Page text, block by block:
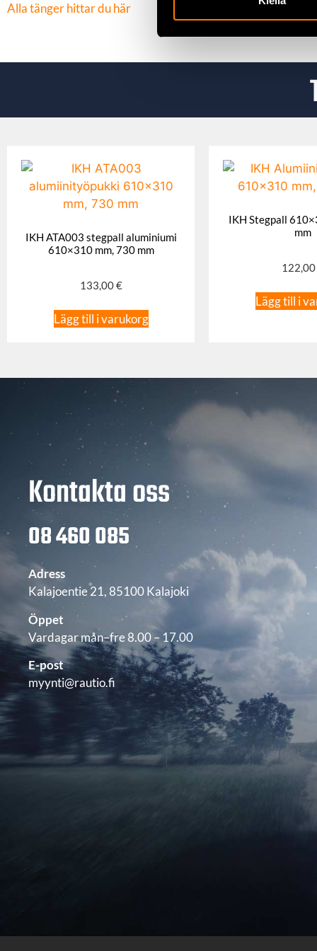
Alla tänger hittar du här
IKH ATA003 stegpall aluminiumi
610×310 mm, 730 mm
133,00€
Lägg till i varukorg
IKH Stegpall
mm
122,00
Lägg till i
Kontakta oss
08 460 085
Adress
Kalajoentie 21, 85100 Kalajoki
Öppet
Vardagar mån–fre 8.00 – 17.00
E-post
myynti@rautio.fi